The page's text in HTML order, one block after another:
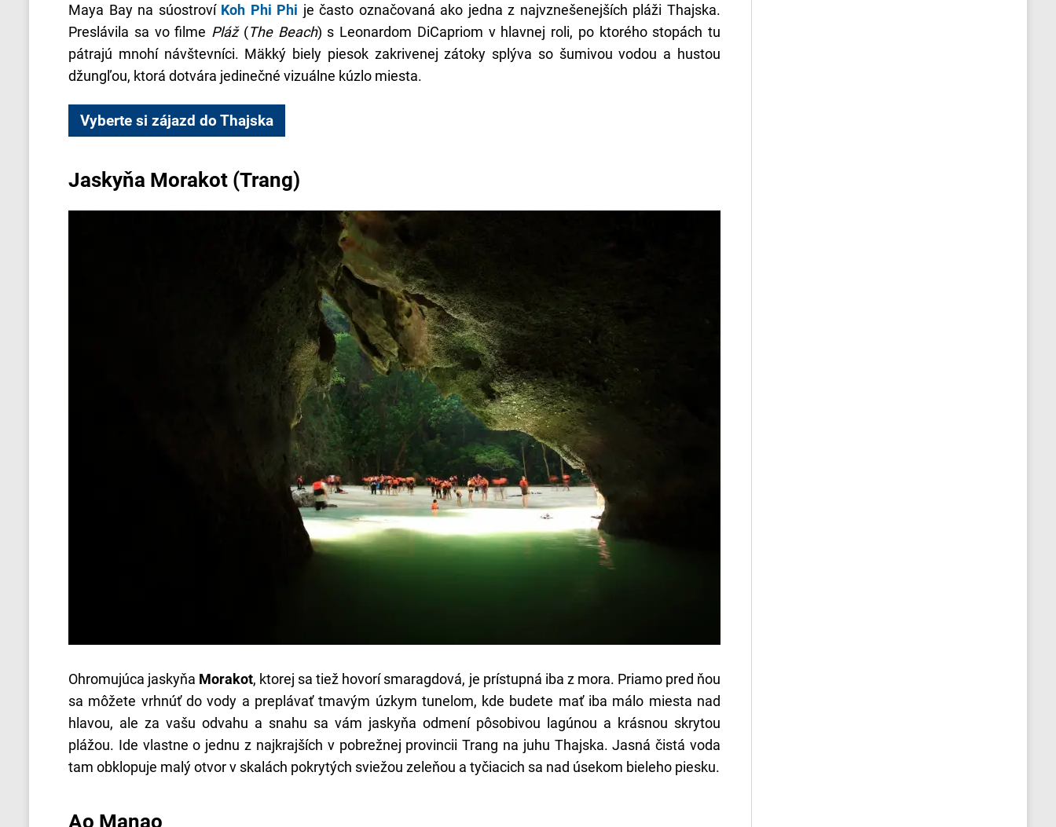
Maya Bay na súostroví Koh Phi Phi je často označovaná ako jedna z najvznešenejších pláži Thajska.
Preslávila sa vo filme Pláž(The Beach) s Leonardom DiCapriom v hlavnej roli, po ktorého stopách tu
pátrajú mnohí návštevníci. Mäkký biely piesok zakrivenej zátoky splýva so šumivou vodou a hustou
džungľou, ktorá dotvára jedinečné vizuálne kúzlo miesta.
Vyberte si zájazd do Thajska
Jaskyňa Morakot (Trang)
Ohromujúca jaskyňa Morakot, ktorej sa tiež hovorí smaragdová, je prístupná iba z mora. Priamo pred ňou
sa môžete vrhnúť do vody a preplávať tmavým úzkym tunelom, kde budete mať iba málo miesta nad
hlavou, ale za vašu odvahu a snahu sa vám jaskyňa odmení pôsobivou lagúnou a krásnou skrytou
plážou. Ide vlastne o jednu z najkrajších v pobrežnej provincii Trang na juhu Thajska. Jasná čistá voda
tam obklopuje malý otvor v skalách pokrytých sviežou zeleňou a tyčiacich sa nad úsekom bieleho piesku.
Ao Manao